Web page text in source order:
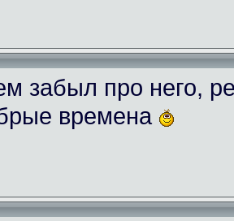
забыл про него,
времена